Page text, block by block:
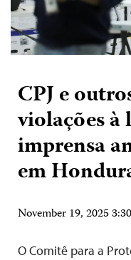
CPJ e
violações à
imprensa
em
November 19, 2025
O Comitê para a